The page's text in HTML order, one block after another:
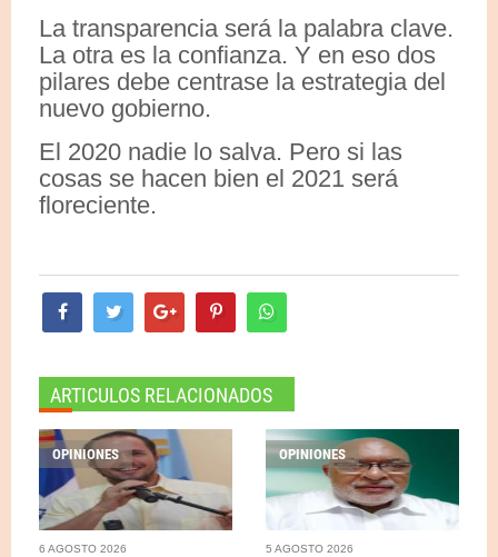
La transparencia será la palabra clave.
La otra es la confianza. Y en eso dos
pilares debe centrase la estrategia del
nuevo gobierno.
El 2020 nadie lo salva. Pero si las
cosas se hacen bien el 2021 será
floreciente.
ARTICULOS RELACIONADOS
OPINIONES
6 AGOSTO 2026
OPINIONES
5 AGOSTO 2026